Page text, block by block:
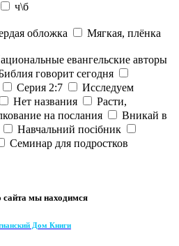
ч\б
обложка
Мягкая, плёнка
евангельские авторы
говорит сегодня
Серия 2:7
Исследуем
Нет названия
Расти,
на послания
Вникай в
Навчальний посібник
Семинар для подростков
сайта мы находимся
Дом Книги